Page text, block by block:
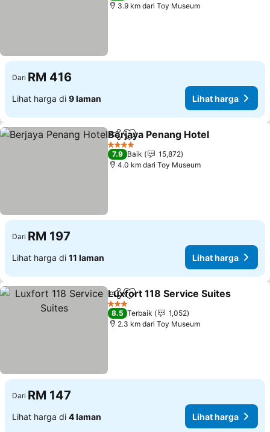
3.9 km dari Toy Museum
Dari RM 416
Lihat harga di 9 laman Lihat harga
KongsiTambah ke favorit
Berjaya Penang Hotel
4 Bintang
7.9 Baik
15,872
4.0 km dari Toy Museum
Dari RM 197
Lihat harga di 11 laman Lihat harga
KongsiTambah ke favorit
Luxfort 118 Service Suites
3 Bintang
8.5 Terbaik
1,052
2.3 km dari Toy Museum
Dari RM 147
Lihat harga di 4 laman Lihat harga